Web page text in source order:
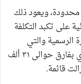
محدودة، ويعود ذلك
على تكبد التكلفة
الرسمية والتي
حددت سعر صفيحة المازوت بـ٢٧٤٨٠٠، أي بفارق حوالى ٣١ ألف
قائمة.